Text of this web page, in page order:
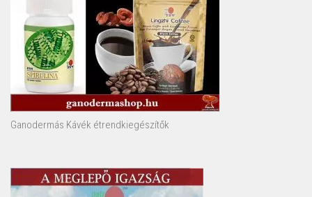
Ganodermás Kávék étrendkiegészítők